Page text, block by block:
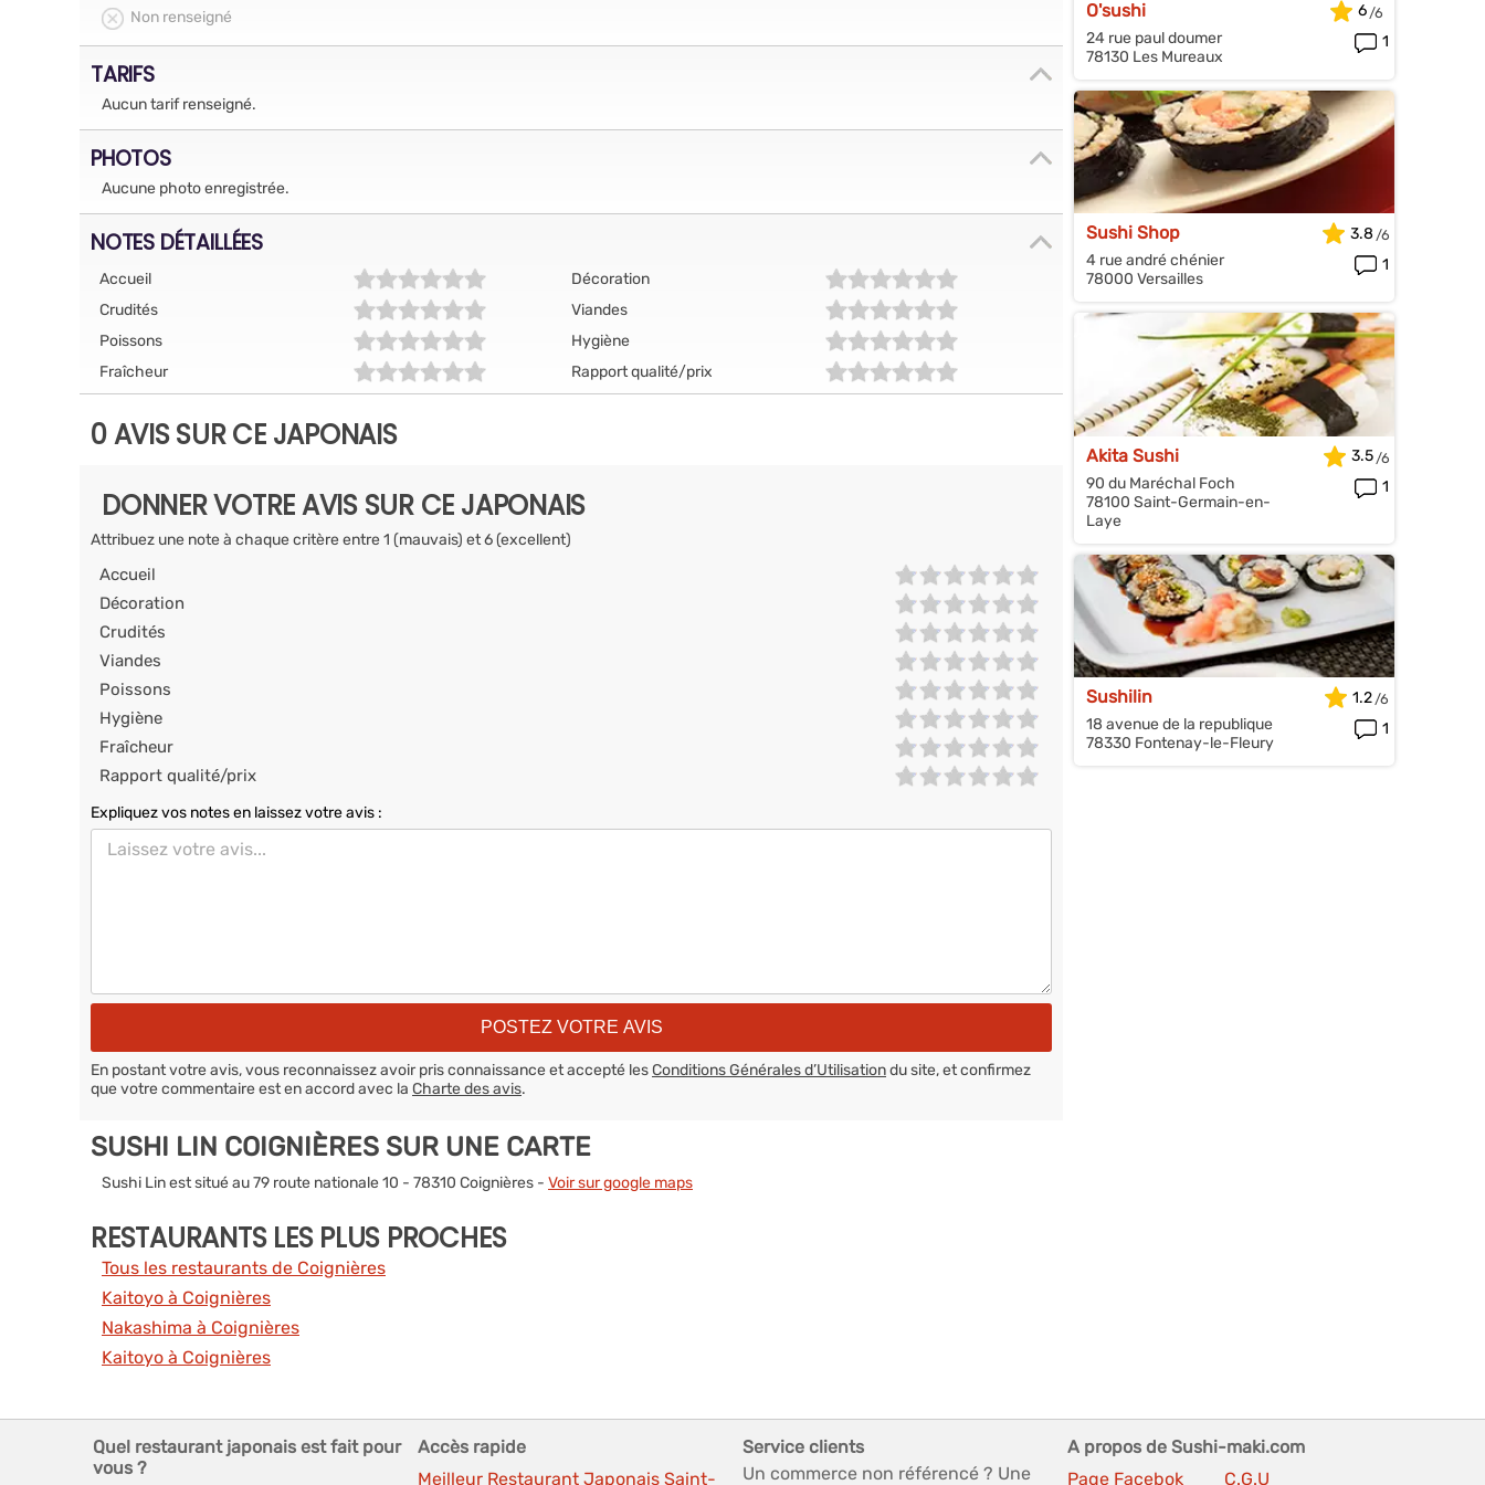
Non renseigné
TARIFS
Aucun tarif renseigné.
PHOTOS
Aucune photo enregistrée.
NOTES DÉTAILLÉES
Accueil
Décoration
Crudités
Viandes
Poissons
Hygiène
Fraîcheur
Rapport qualité/prix
0 AVIS SUR CE JAPONAIS
DONNER VOTRE AVIS SUR CE JAPONAIS
Attribuez une note à chaque critère entre 1 (mauvais) et 6 (excellent)
Accueil
Décoration
Crudités
Viandes
Poissons
Hygiène
Fraîcheur
Rapport qualité/prix
Expliquez vos notes en laissez votre avis :
En postant votre avis, vous reconnaissez avoir pris connaissance et accepté lesConditions Générales d’Utilisationdu site, et confirmez
que votre commentaire est en accord avec la Charte des avis.
SUSHI LIN COIGNIÈRES SUR UNE CARTE
Sushi Lin est situé au 79 route nationale 10 - 78310 Coignières - Voir sur google maps
RESTAURANTS LES PLUS PROCHES
Tous les restaurants de Coignières
Kaitoyo à Coignières
Nakashima à Coignières
Kaitoyo à Coignières
O'sushi
24 rue paul doumer
78130 Les Mureaux
6
1
Sushi Shop
4 rue andré chénier
78000 Versailles
3.8
1
Akita Sushi
90 du Maréchal Foch
78100 Saint-Germain-en-
Laye
3.5
1
Sushilin
18 avenue de la republique
78330 Fontenay-le-Fleury
1.2
1
Quel restaurant japonais est fait pour
vous ?
Accès rapide
Meilleur Restaurant Japonais Saint-
Service clients
Un commerce non référencé ? Une
A propos de Sushi-maki.com
Page Facebok
C.G.U